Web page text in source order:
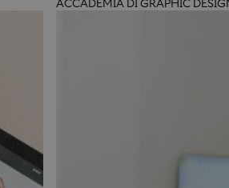
ACCADEMIA DI GRAPHIC